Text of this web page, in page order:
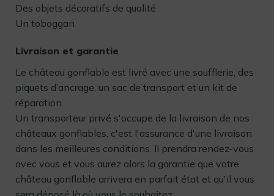
Des objets décoratifs de qualité
Un toboggan
Livraison et garantie
Le château gonflable est livré avec une soufflerie, des
piquets d’ancrage, un sac de transport et un kit de
réparation.
Un transporteur privé s'occupe de la livraison de nos
châteaux gonflables, c'est l'assurance d'une livraison
dans les meilleures conditions. Il prendra rendez-vous
avec vous et vous aurez alors la garantie que votre
château gonflable arrivera en parfait état et qu'il vous